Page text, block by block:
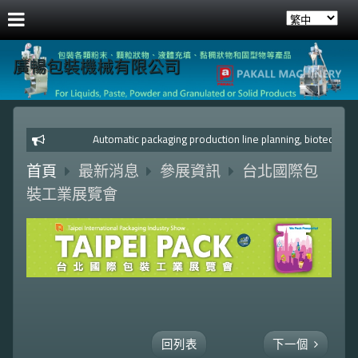
廣暢包裝機械有限公司
Automatic packaging production line planning,
首頁 最新消息 參展資訊
台北國際包
裝工業展覽會
回列表 下一個